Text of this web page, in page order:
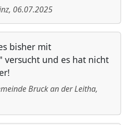
, 06.07.2025
bisher mit
versucht und es hat nicht
Bruck an der Leitha,